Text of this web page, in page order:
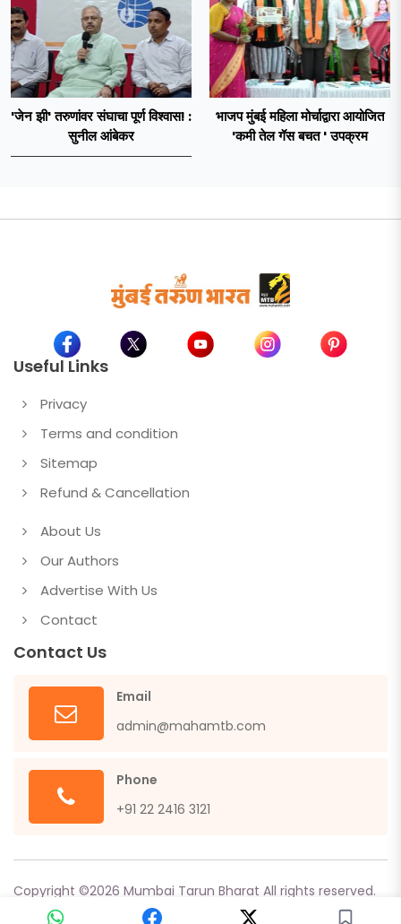
'जेन झी' तरुणांवर संघाचा पूर्ण विश्वास! :
सुनील आंबेकर
भाजप मुंबई महिला मोर्चाद्वारा आयोजित
'कमी तेल गॅस बचत ' उपक्रम
Useful Links
Privacy
Terms and condition
Sitemap
Refund & Cancellation
About Us
Our Authors
Advertise With Us
Contact
Contact Us
Email
admin@mahamtb.com
Phone
+91 22 2416 3121
Copyright ©2026 Mumbai Tarun Bharat All rights reserved.
Powered by
Sangraha